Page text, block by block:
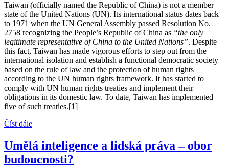
Taiwan (officially named the Republic of China) is not a member
state of the United Nations (UN). Its international status dates back
to 1971 when the UN General Assembly passed Resolution No.
2758 recognizing the People’s Republic of China as “the only
legitimate representative of China to the United Nations”. Despite
this fact, Taiwan has made vigorous efforts to step out from the
international isolation and establish a functional democratic society
based on the rule of law and the protection of human rights
according to the UN human rights framework. It has started to
comply with UN human rights treaties and implement their
obligations in its domestic law. To date, Taiwan has implemented
five of such treaties.[1]
Číst dále
Umělá inteligence a lidská práva – obor
budoucnosti?